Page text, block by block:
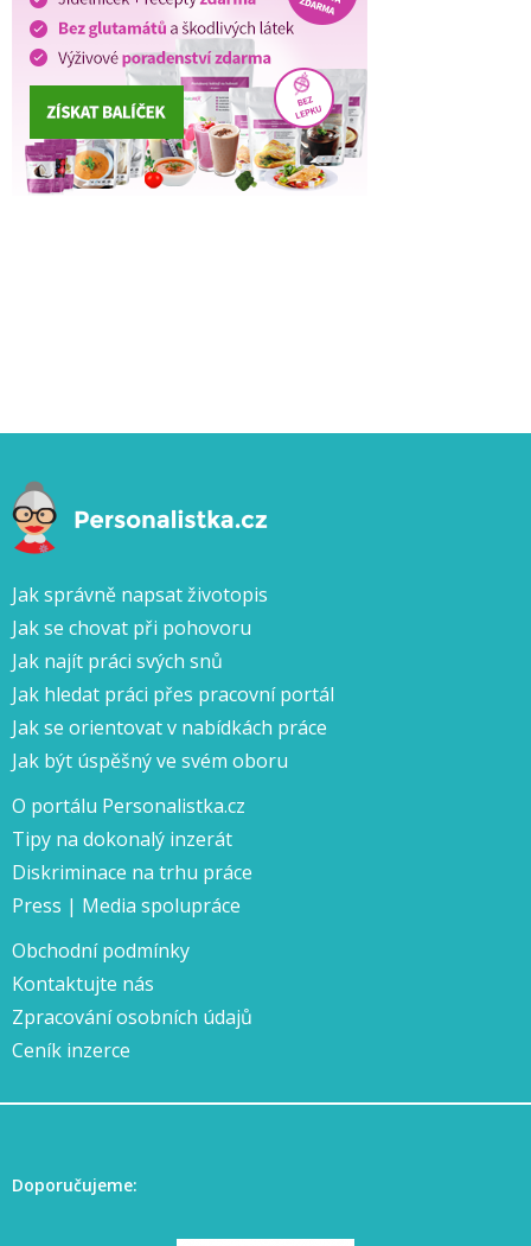
Jak správně napsat životopis
Jak se chovat při pohovoru
Jak najít práci svých snů
Jak hledat práci přes pracovní portál
Jak se orientovat v nabídkách práce
Jak být úspěšný ve svém oboru
O portálu Personalistka.cz
Tipy na dokonalý inzerát
Diskriminace na trhu práce
Press | Media spolupráce
Obchodní podmínky
Kontaktujte nás
Zpracování osobních údajů
Ceník inzerce
Doporučujeme: